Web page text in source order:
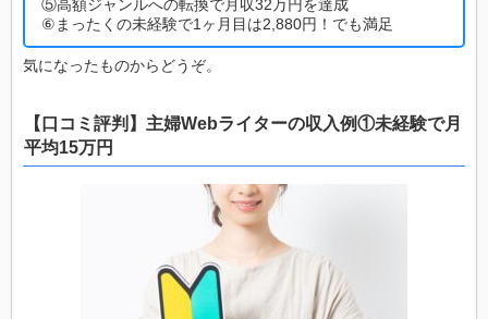
⑤高額ジャンルへの転換で月収32万円を達成
⑥まったくの未経験で1ヶ月目は2,880円！でも満足
気になったものからどうぞ。
【口コミ評判】主婦Webライターの収入例①未経験で月
平均15万円